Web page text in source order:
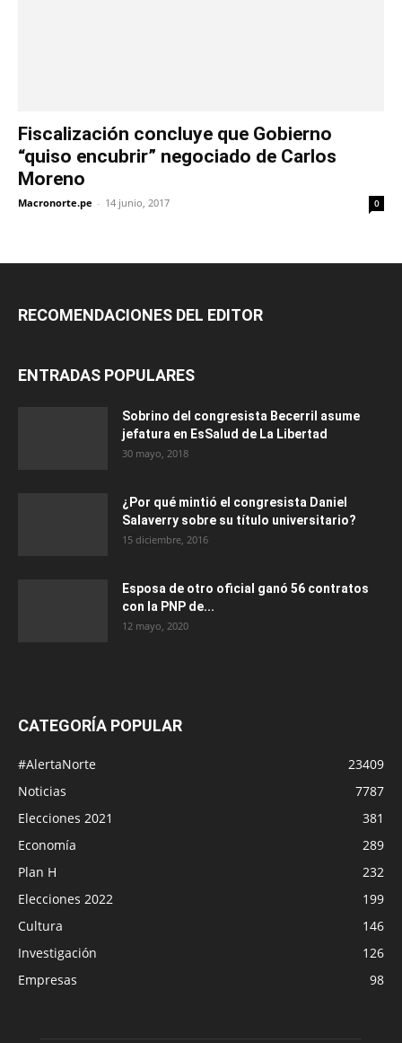
Fiscalización concluye que Gobierno
“quiso encubrir” negociado de Carlos
Moreno
Macronorte.pe - 14 junio, 2017 0
RECOMENDACIONES DEL EDITOR
ENTRADAS POPULARES
Sobrino del congresista Becerril asume
jefatura en EsSalud de La Libertad
30 mayo, 2018
¿Por qué mintió el congresista Daniel
Salaverry sobre su título universitario?
15 diciembre, 2016
Esposa de otro oficial ganó 56 contratos
con la PNP de...
12 mayo, 2020
CATEGORÍA POPULAR
#AlertaNorte
23409
Noticias
7787
Elecciones 2021
381
Economía
289
Plan H
232
Elecciones 2022
199
Cultura
146
Investigación
126
Empresas
98